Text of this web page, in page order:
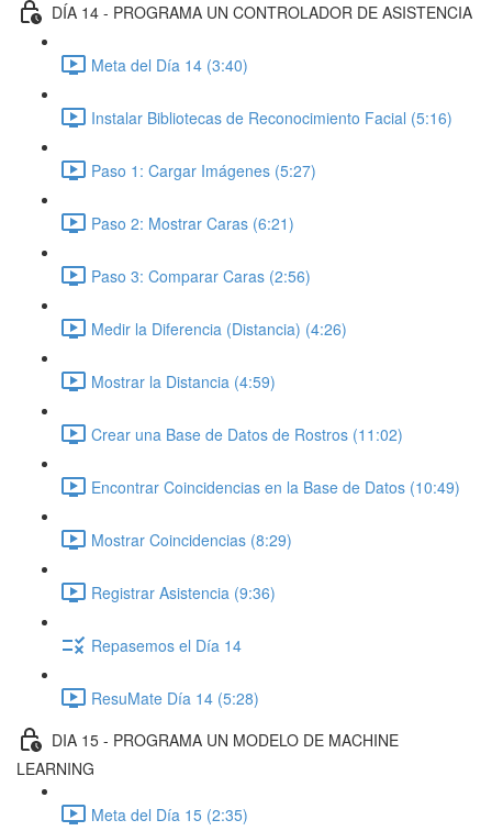
DÍA 14 - PROGRAMA UN CONTROLADOR DE ASISTENCIA
Meta del Día 14 (3:40)
Instalar Bibliotecas de Reconocimiento Facial (5:16)
Paso 1: Cargar Imágenes (5:27)
Paso 2: Mostrar Caras (6:21)
Paso 3: Comparar Caras (2:56)
Medir la Diferencia (Distancia) (4:26)
Mostrar la Distancia (4:59)
Crear una Base de Datos de Rostros (11:02)
Encontrar Coincidencias en la Base de Datos (10:49)
Mostrar Coincidencias (8:29)
Registrar Asistencia (9:36)
Repasemos el Día 14
ResuMate Día 14 (5:28)
DIA 15 - PROGRAMA UN MODELO DE MACHINE
LEARNING
Meta del Día 15 (2:35)